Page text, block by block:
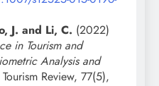
J. and Li, C. (2022)
in Tourism and
Analysis and
Review, 77(5),